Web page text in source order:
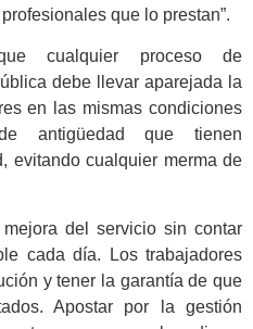
que lo prestan”.
cualquier proceso de
debe llevar aparejada la
en las mismas condiciones
antigüedad que tienen
evitando cualquier merma de
del servicio sin contar
cada día. Los trabajadores
y tener la garantía de que
Apostar por la gestión